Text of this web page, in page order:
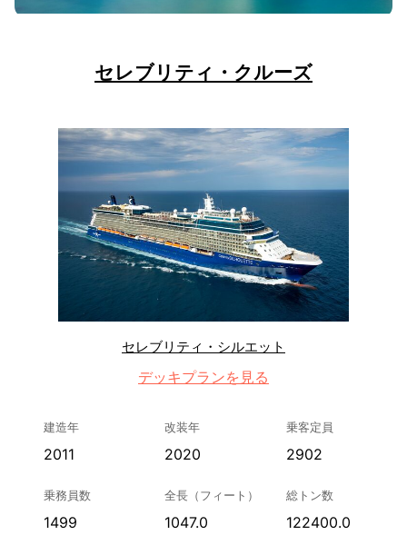
セレブリティ・クルーズ
セレブリティ・シルエット
デッキプランを見る
建造年
2011
改装年
2020
乗客定員
2902
乗務員数
1499
全長（フィート）
1047.0
総トン数
122400.0